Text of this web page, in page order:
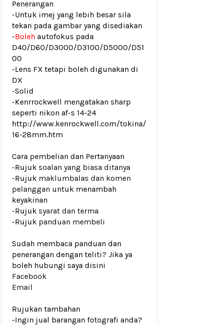
Penerangan
-Untuk imej yang lebih besar sila
tekan pada gambar yang disediakan
-Boleh autofokus pada
D40/D60/D3000/D3100/D5000/D51
00
-Lens FX tetapi boleh digunakan di
DX
-Solid
-Kenrrockwell mengatakan sharp
seperti nikon af-s 14-24
http://www.kenrockwell.com/tokina/
16-28mm.htm
Cara pembelian dan Pertanyaan
-Rujuk soalan yang biasa ditanya
-Rujuk maklumbalas dan komen
pelanggan untuk menambah
keyakinan
-Rujuk syarat dan terma
-Rujuk panduan membeli
Sudah membaca panduan dan
penerangan dengan teliti? Jika ya
boleh hubungi saya disini
Facebook
Email
Rujukan tambahan
-Ingin jual barangan fotografi anda?